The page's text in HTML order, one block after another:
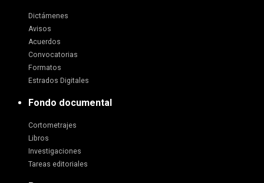
Dictámenes
Avisos
Acuerdos
Convocatorias
Formatos
Estrados Digitales
Fondo documental
Cortometrajes
Libros
Investigaciones
Tareas editoriales